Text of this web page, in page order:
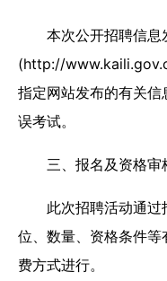
本次公开招聘信息
(http://
指定网站发布的有关
误考试。
三、报名及资格审
此次招聘活动通
位、数量、资格条件
费方式进行。